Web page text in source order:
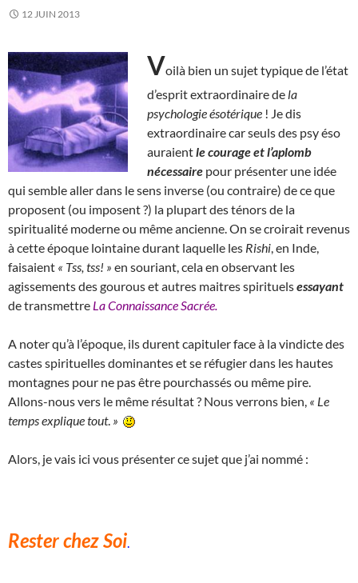
12 JUIN 2013
Voilà bien un sujet typique de l’état
d’esprit extraordinaire de la
psychologie ésotérique ! Je dis
extraordinaire car seuls des psy éso
auraientle courage et l’aplomb
nécessaire pour présenter une idée
qui semble aller dans le sens inverse (ou contraire) de ce que
proposent (ou imposent ?) la plupart des ténors de la
spiritualité moderne ou même ancienne. On se croirait revenus
à cette époque lointaine durant laquelle les Rishi , en Inde,
faisaient « Tss, tss! » en souriant, cela en observant les
agissements des gourous et autres maitres spirituelsessayant
de transmettre La Connaissance Sacrée.
A noter qu’à l’époque, ils durent capituler face à la vindicte des
castes spirituelles dominantes et se réfugier dans les hautes
montagnes pour ne pas être pourchassés ou même pire.
Allons-nous vers le même résultat ? Nous verrons bien, « Le
temps explique tout. »
Alors, je vais ici vous présenter ce sujet que j’ai nommé :
Rester chez Soi